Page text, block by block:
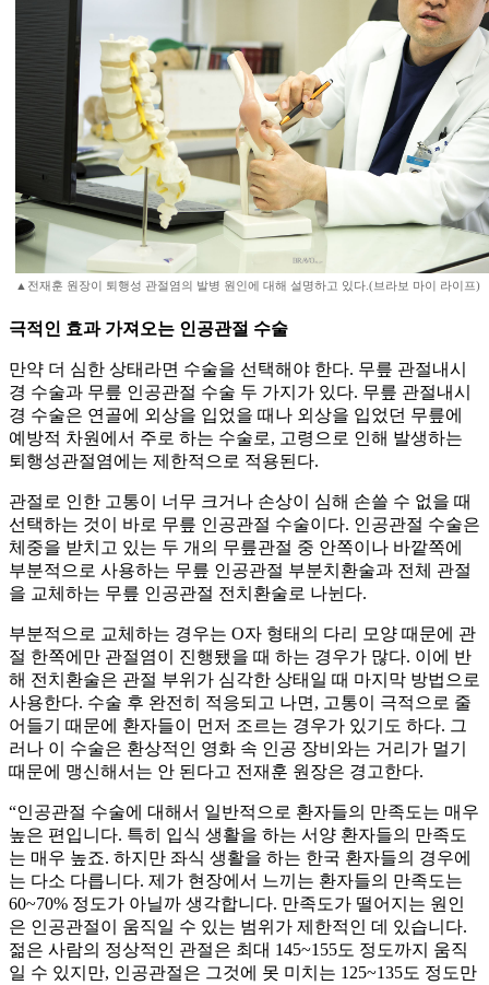
▲전재훈 원장이 퇴행성 관절염의 발병 원인에 대해 설명하고 있다.(브라보 마이 라이프)
극적인 효과 가져오는 인공관절 수술
만약 더 심한 상태라면 수술을 선택해야 한다. 무릎 관절내시
경 수술과 무릎 인공관절 수술 두 가지가 있다. 무릎 관절내시
경 수술은 연골에 외상을 입었을 때나 외상을 입었던 무릎에
예방적 차원에서 주로 하는 수술로, 고령으로 인해 발생하는
퇴행성관절염에는 제한적으로 적용된다.
관절로 인한 고통이 너무 크거나 손상이 심해 손쓸 수 없을 때
선택하는 것이 바로 무릎 인공관절 수술이다. 인공관절 수술은
체중을 받치고 있는 두 개의 무릎관절 중 안쪽이나 바깥쪽에
부분적으로 사용하는 무릎 인공관절 부분치환술과 전체 관절
을 교체하는 무릎 인공관절 전치환술로 나뉜다.
부분적으로 교체하는 경우는 O자 형태의 다리 모양 때문에 관
절 한쪽에만 관절염이 진행됐을 때 하는 경우가 많다. 이에 반
해 전치환술은 관절 부위가 심각한 상태일 때 마지막 방법으로
사용한다. 수술 후 완전히 적응되고 나면, 고통이 극적으로 줄
어들기 때문에 환자들이 먼저 조르는 경우가 있기도 하다. 그
러나 이 수술은 환상적인 영화 속 인공 장비와는 거리가 멀기
때문에 맹신해서는 안 된다고 전재훈 원장은 경고한다.
“인공관절 수술에 대해서 일반적으로 환자들의 만족도는 매우
높은 편입니다. 특히 입식 생활을 하는 서양 환자들의 만족도
는 매우 높죠. 하지만 좌식 생활을 하는 한국 환자들의 경우에
는 다소 다릅니다. 제가 현장에서 느끼는 환자들의 만족도는
60~70% 정도가 아닐까 생각합니다. 만족도가 떨어지는 원인
은 인공관절이 움직일 수 있는 범위가 제한적인 데 있습니다.
젊은 사람의 정상적인 관절은 최대 145~155도 정도까지 움직
일 수 있지만, 인공관절은 그것에 못 미치는 125~135도 정도만